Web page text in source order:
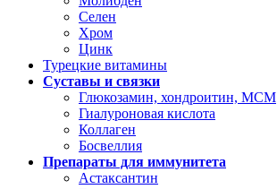
Селен
Хром
Цинк
Турецкие витамины
Суставы и связки
Глюкозамин, хондроитин, МСМ
Гиалуроновая кислота
Коллаген
Босвеллия
Препараты для иммунитета
Астаксантин